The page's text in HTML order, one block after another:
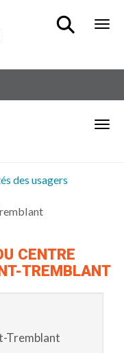
des usagers
CENTRE
TREMBLANT
Tremblant